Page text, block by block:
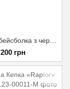
200 грн